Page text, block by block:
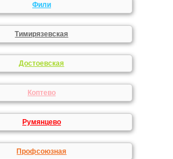
Фили
Тимирязевская
Достоевская
Коптево
Румянцево
Профсоюзная